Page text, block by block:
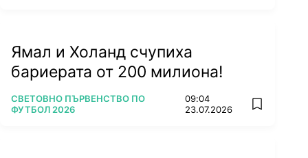
Ямал и Холанд счупиха
бариерата от 200 милиона!
ПОВЕЧЕ ОТ
СВЕТОВНО ПЪРВЕНСТВО ПО
ФУТБОЛ 2026
09:04
23.07.2026
add